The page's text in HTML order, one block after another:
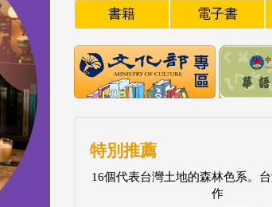
書籍 電子書
特別推薦
16個代表台灣土地的森林色系。
作